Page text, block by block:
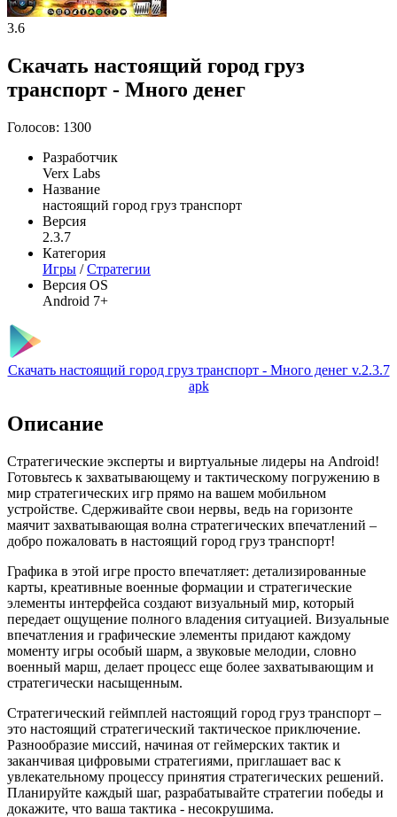
3.6
Скачать настоящий город груз
транспорт - Много денег
Голосов: 1300
Разработчик
Verx Labs
Название
настоящий город груз транспорт
Версия
2.3.7
Категория
Игры /Стратегии
Версия OS
Android 7+
Скачать настоящий город груз транспорт - Много денег v.2.3.7
apk
Описание
Стратегические эксперты и виртуальные лидеры на Android!
Готовьтесь к захватывающему и тактическому погружению в
мир стратегических игр прямо на вашем мобильном
устройстве. Сдерживайте свои нервы, ведь на горизонте
маячит захватывающая волна стратегических впечатлений –
добро пожаловать в настоящий город груз транспорт!
Графика в этой игре просто впечатляет: детализированные
карты, креативные военные формации и стратегические
элементы интерфейса создают визуальный мир, который
передает ощущение полного владения ситуацией. Визуальные
впечатления и графические элементы придают каждому
моменту игры особый шарм, а звуковые мелодии, словно
военный марш, делает процесс еще более захватывающим и
стратегически насыщенным.
Стратегический геймплей настоящий город груз транспорт –
это настоящий стратегический тактическое приключение.
Разнообразие миссий, начиная от геймерских тактик и
заканчивая цифровыми стратегиями, приглашает вас к
увлекательному процессу принятия стратегических решений.
Планируйте каждый шаг, разрабатывайте стратегии победы и
докажите, что ваша тактика - несокрушима.